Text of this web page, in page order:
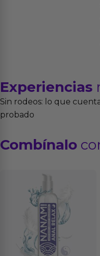
Experiencias
Sin rodeos: lo que
probado
Combínalo